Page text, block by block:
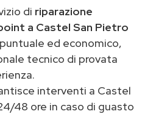
di riparazione
a Castel San Pietro
ed economico,
tecnico di provata
interventi a Castel
48 ore in caso di guasto